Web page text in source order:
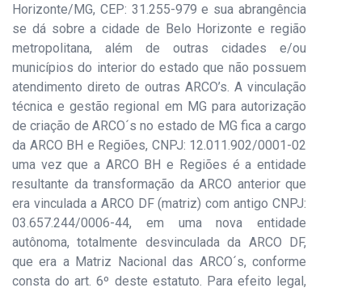
Horizonte/MG, CEP: 31.255-979 e sua abrangência
se dá sobre a cidade de Belo Horizonte e região
metropolitana, além de outras cidades e/ou
municípios do interior do estado que não possuem
atendimento direto de outras ARCO’s. A vinculação
técnica e gestão regional em MG para autorização
de criação de ARCO´s no estado de MG fica a cargo
da ARCO BH e Regiões, CNPJ: 12.011.902/0001-02
uma vez que a ARCO BH e Regiões é a entidade
resultante da transformação da ARCO anterior que
era vinculada a ARCO DF (matriz) com antigo CNPJ:
03.657.244/0006-44, em uma nova entidade
autônoma, totalmente desvinculada da ARCO DF,
que era a Matriz Nacional das ARCO´s, conforme
consta do art. 6º deste estatuto. Para efeito legal,